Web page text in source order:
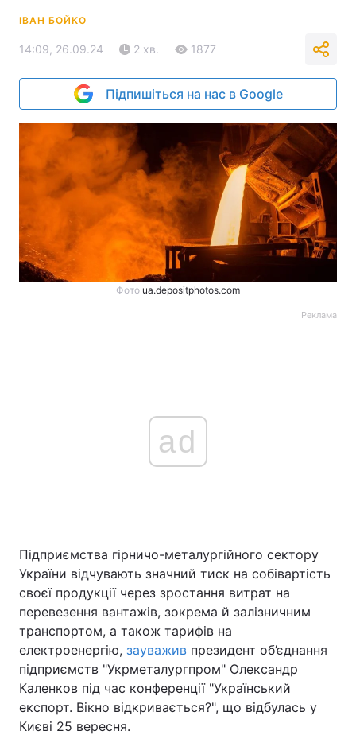
ІВАН БОЙКО
14:09, 26.09.24 2 хв. 1877
Підпишіться на нас в Google
Фото ua.depositphotos.com
Реклама
ad
Підприємства гірничо-металургійного сектору
України відчувають значний тиск на собівартість
своєї продукції через зростання витрат на
перевезення вантажів, зокрема й залізничним
транспортом, а також тарифів на
електроенергію, зауважив президент об’єднання
підприємств "Укрметалургпром" Олександр
Каленков під час конференції "Український
експорт. Вікно відкривається?", що відбулась у
Києві 25 вересня.